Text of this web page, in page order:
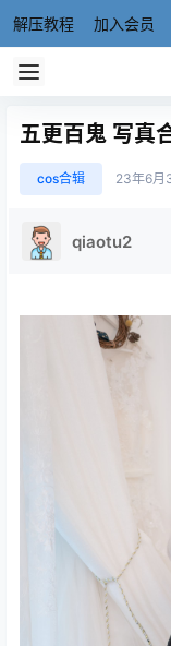
解压教程 加入会员
五更百鬼 写真
cos合辑 23年6月
qiaotu2